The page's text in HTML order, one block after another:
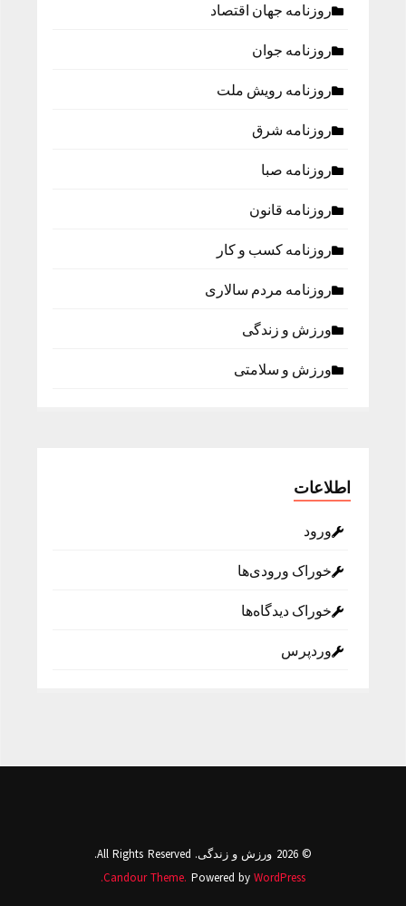
روزنامه جهان اقتصاد
روزنامه جوان
روزنامه رویش ملت
روزنامه شرق
روزنامه صبا
روزنامه قانون
روزنامه كسب و كار
روزنامه مردم سالاری
ورزش و زندگی
ورزش و سلامتی
اطلاعات
ورود
خوراک ورودی‌ها
خوراک دیدگاه‌ها
وردپرس
© 2026 ورزش و زندگی. All Rights Reserved.
Candour Theme. Powered byWordPress.